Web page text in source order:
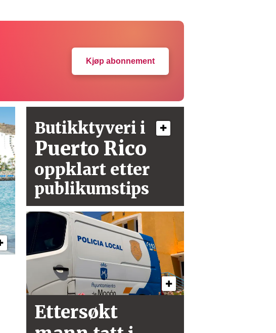
Kjøp abonnement
Butikktyveri i
Puerto Rico
oppklart etter
publikumstips
Ettersøkt